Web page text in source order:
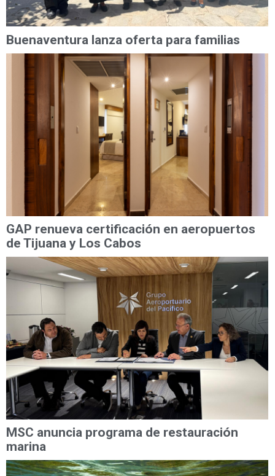
Buenaventura lanza oferta para familias
GAP renueva certificación en aeropuertos
de Tijuana y Los Cabos
MSC anuncia programa de restauración
marina